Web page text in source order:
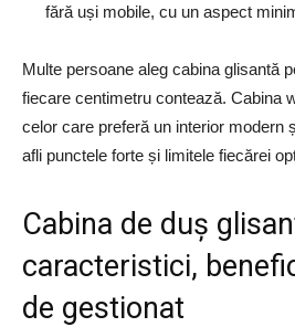
fără uși mobile, cu un aspect
Multe persoane aleg cabina glisantă
fiecare centimetru contează. Cabina
celor care preferă un interior modern
afli punctele forte și limitele fiecărei
Cabina de duș
caracteristici,
de gestionat